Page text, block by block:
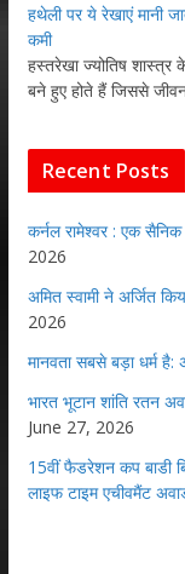
हथेली पर ये रेखाएं मानी
कमी
हस्तरेखा ज्योतिष
बने हुए होते हैं जिससे
Recent Posts
कर्नल रामेश्वर : एक
2026
अमित स्वामी ने अर्जित
2026
मानवता सबसे बड़ा धर्म है:
भारत भूटान शांति रतन
June 27, 2026
15वीं फैडरेशन कप बाडी
लाइफ टाइम एचीवमैंट